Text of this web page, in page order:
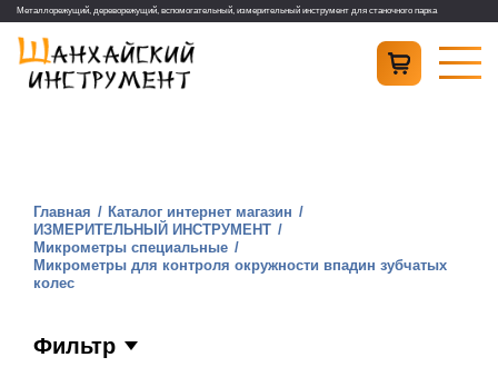
Металлорежущий, дереворежущий, вспомогательный, измерительный инструмент для станочного парка
Главная
Каталог интернет магазин
ИЗМЕРИТЕЛЬНЫЙ ИНСТРУМЕНТ
Микрометры специальные
Микрометры для контроля окружности впадин зубчатых
колес
Фильтр